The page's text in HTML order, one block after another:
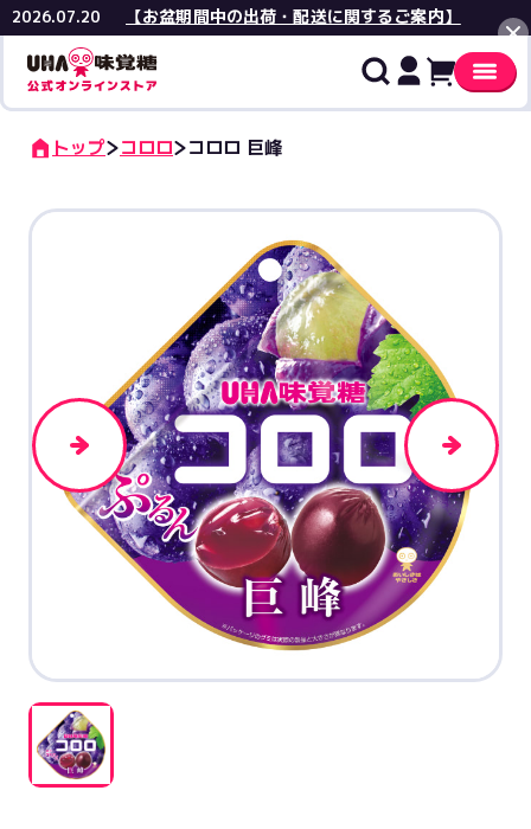
2026.07.20 【お盆期間中の出荷・配送に関するご案内】
閉じる
トップ コロロ コロロ 巨峰